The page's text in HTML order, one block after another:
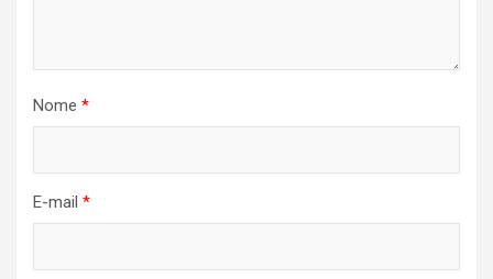
Nome *
E-mail *